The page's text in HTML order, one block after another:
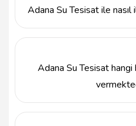
Adana Su Tesisat ile
Adana Su Tesisat